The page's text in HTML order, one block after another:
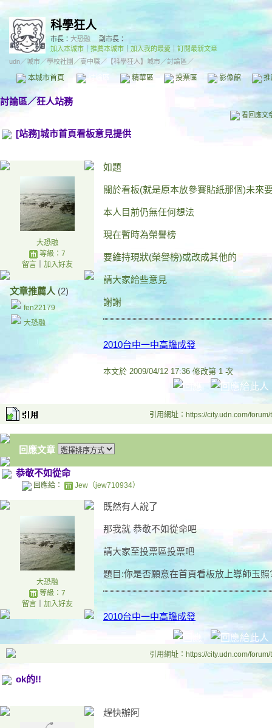
科學狂人
市長： 大恐融
副市長：
加入本城市
推薦本城市 加入我的最愛
訂閱最新文章
udn／城市／學校社團 ／高中職／ 【科學狂人】城市／討論區／
本城市首頁 精華區 投票區 影像館
討論區／狂人站務
看回應文
[站務]城市首頁看板意見提供
大恐融
等級：7
留言｜ 加入好友
文章推薦人 (2)
fen22179
大恐融
如題
關於看板(就是原本放參賽貼紙那個)未來
本人目前仍無任何想法
現在暫時為榮譽榜
要維持現狀(榮譽榜)或改成其他的
請大家給些意見
謝謝
2010台中一中高瞻成發
本文於 2009/04/12 17:36 修改第 1 次
引用網址：https://city.udn.com/
回應文章
恭敬不如從命
回應給： Jew（jew710934）
大恐融
等級：7
留言｜ 加入好友
既然有人說了
那我就 恭敬不如從命吧
請大家至投票區投票吧
題目:你是否願意在首頁看板放上導師玉照
2010台中一中高瞻成發
引用網址：https://city.udn.com/
ok的!!
趕快辦阿